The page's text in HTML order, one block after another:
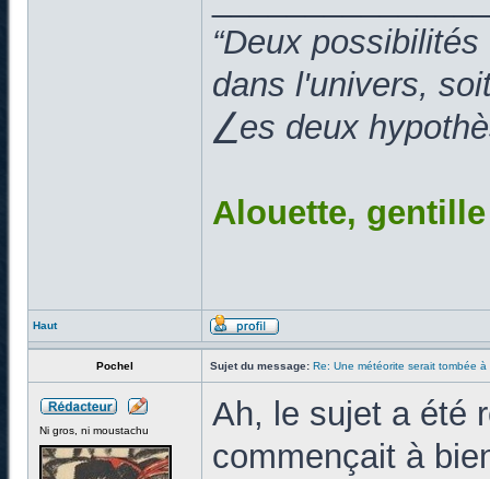
“Deux
dans l'univers,
⎳es deux
Alouette,
Haut
Pochel Sujet du message: Re: Une météorite serait tombée à
Ni gros, ni moustachu
Ah, le sujet a été
commençait à